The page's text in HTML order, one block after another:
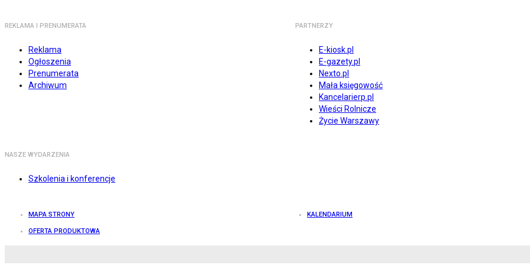
REKLAMA I PRENUMERATA
Reklama
Ogłoszenia
Prenumerata
Archiwum
PARTNERZY
E-kiosk.pl
E-gazety.pl
Nexto.pl
Mała księgowość
Kancelarierp.pl
Wieści Rolnicze
Życie Warszawy
NASZE WYDARZENIA
Szkolenia i konferencje
MAPA STRONY KALENDARIUM
OFERTA PRODUKTOWA